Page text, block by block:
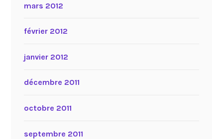
mars 2012
février 2012
janvier 2012
décembre 2011
octobre 2011
septembre 2011